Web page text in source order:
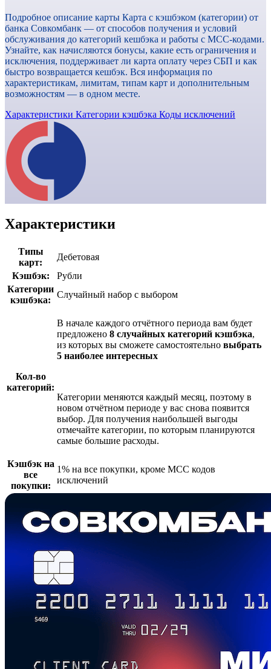
Подробное описание карты Карта с кэшбэком (категории) от
банка Совкомбанк — от способов получения и условий
обслуживания до категорий кешбэка и работы с MCC-кодами.
Узнайте, как начисляются бонусы, какие есть ограничения и
исключения, поддерживает ли карта оплату через СБП и как
быстро возвращается кешбэк. Вся информация по
характеристикам, лимитам, типам карт и дополнительным
возможностям — в одном месте.
Характеристики Категории кэшбэка Коды исключений
Характеристики
Типы
карт:
Дебетовая
Кэшбэк:
Рубли
Категории
кэшбэка:
Случайный набор с выбором
Кол-во
категорий:
В начале каждого отчётного периода вам будет
предложено 8 случайных категорий кэшбэка,
из которых вы сможете самостоятельно выбрать
5 наиболее интересных
Категории меняются каждый месяц, поэтому в
новом отчётном периоде у вас снова появится
выбор. Для получения наибольшей выгоды
отмечайте категории, по которым планируются
самые большие расходы.
Кэшбэк на
все
покупки:
1% на все покупки, кроме МСС кодов
исключений